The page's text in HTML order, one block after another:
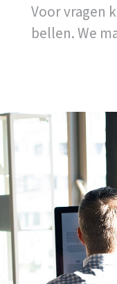
Voor vragen
bellen. We